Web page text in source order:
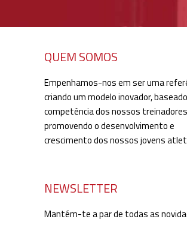
QUEM SOMOS
Empenhamos-nos em ser uma
criando um modelo inovador,
competência dos nossos
promovendo o desenvolvimento e
crescimento dos nossos jovens
NEWSLETTER
Mantém-te a par de todas as